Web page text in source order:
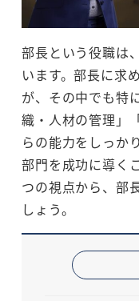
部長という役職は
います。部長に求
が、その中でも特
織・人材の管理」
らの能力をしっか
部門を成功に導く
つの視点から、部
しょう。